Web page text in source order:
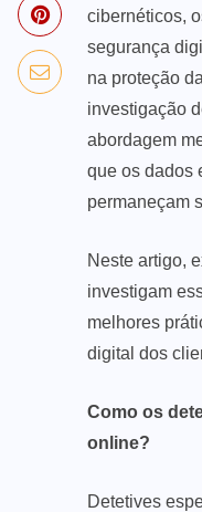
cibernéticos,
segurança
na proteção
investigação
abordagem
que os dados
permaneçam
Neste artigo,
investigam
melhores
digital dos
Como os
online?
Detetives